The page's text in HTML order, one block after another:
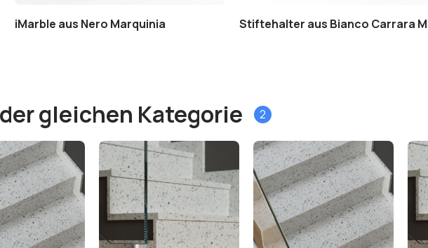
iMarble aus Nero Marquinia Stiftehalter aus Bianco Carrara
gleichen Kategorie 2